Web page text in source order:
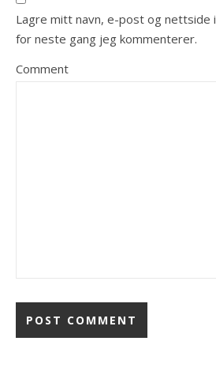
Lagre mitt navn, e-post og nettside
for neste gang jeg kommenterer.
Comment